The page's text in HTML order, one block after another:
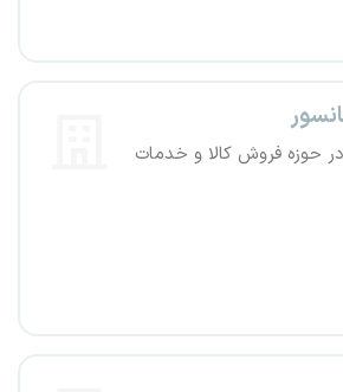
حوزه فروش کالا و خدمات